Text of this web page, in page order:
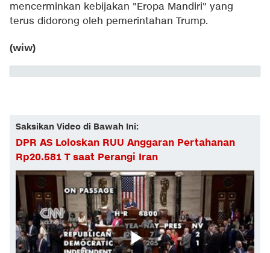
mencerminkan kebijakan "Eropa Mandiri" yang
terus didorong oleh pemerintahan Trump.
(wiw)
Saksikan Video di Bawah Ini:
DPR AS Loloskan RUU Anggaran Pertahanan
Rp20.581 T saat Perangi Iran